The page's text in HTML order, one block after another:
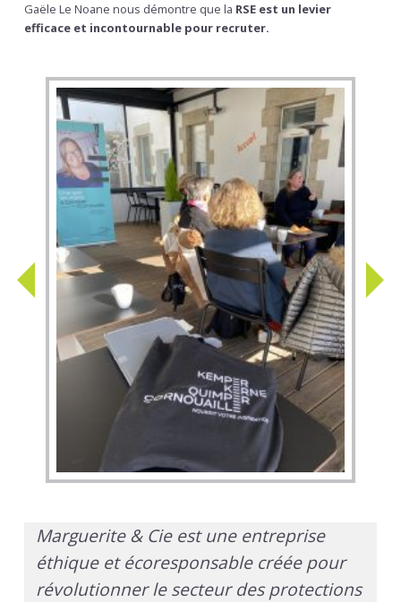
Gaële Le Noane nous démontre que la RSE est un levier
efficace et incontournable pour recruter.
PREVIOUS
Marguerite & Cie est une entreprise
éthique et écoresponsable créée pour
révolutionner le secteur des protections